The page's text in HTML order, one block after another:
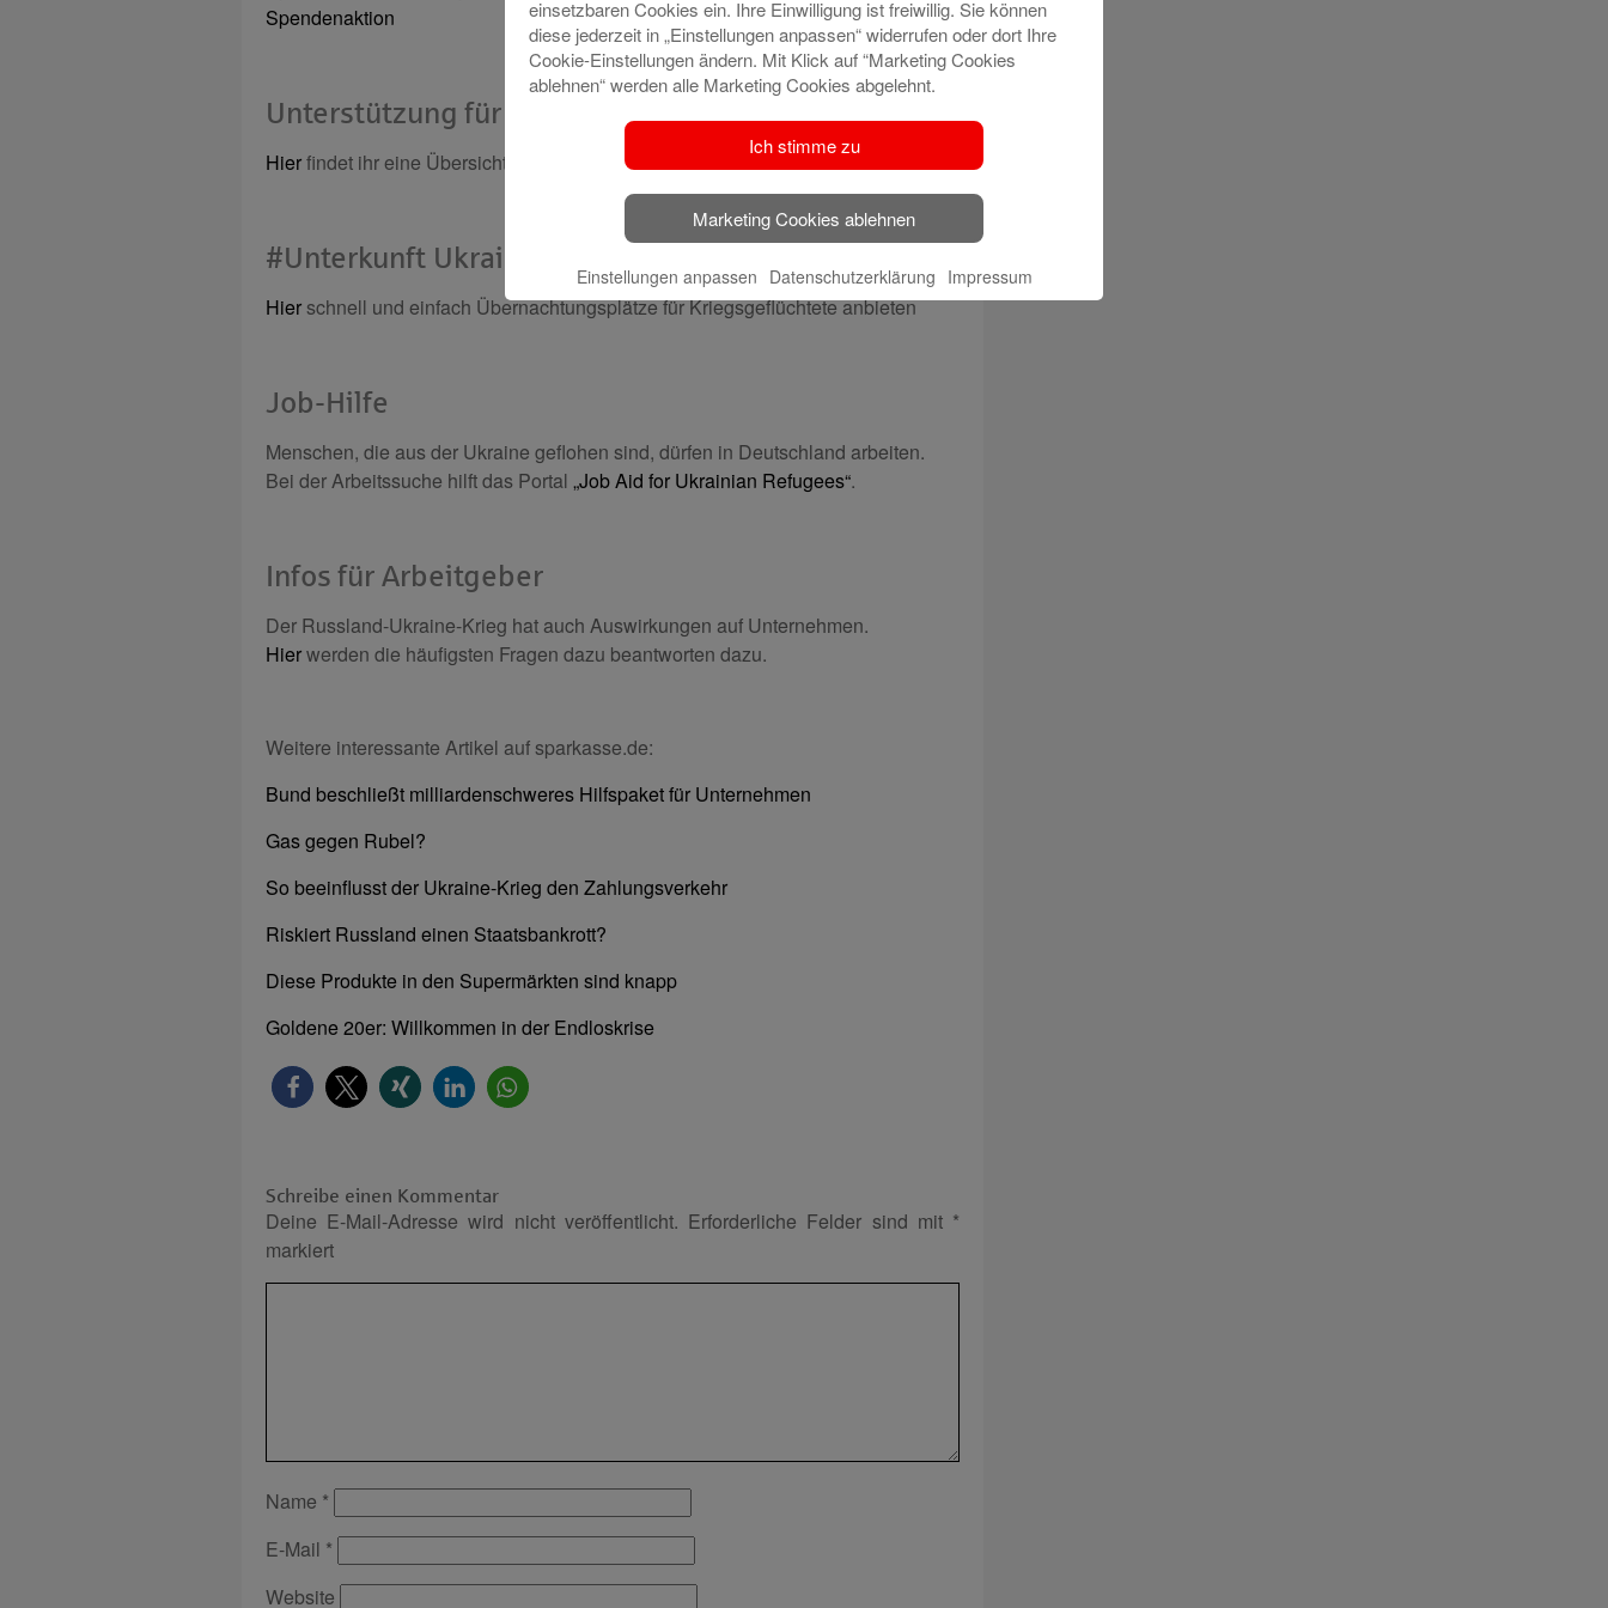
Spendenaktion
Unterstützung für die Ukraine: So könnt ihr helfen
Hierfindet ihr eine Übersicht für Spendenangebote.
#Unterkunft Ukraine
Hierschnell und einfach Übernachtungsplätze für Kriegsgeflüchtete anbieten
Job-Hilfe
Menschen, die aus der Ukraine geflohen sind, dürfen in Deutschland arbeiten.
Bei der Arbeitssuche hilft das Portal „Job Aid for Ukrainian Refugees“.
Infos für Arbeitgeber
Der Russland-Ukraine-Krieg hat auch Auswirkungen auf Unternehmen.
Hierwerden die häufigsten Fragen dazu beantworten dazu.
Weitere interessante Artikel auf sparkasse.de:
Bund beschließt milliardenschweres Hilfspaket für Unternehmen
Gas gegen Rubel?
So beeinflusst der Ukraine-Krieg den Zahlungsverkehr
Riskiert Russland einen Staatsbankrott?
Diese Produkte in den Supermärkten sind knapp
Goldene 20er: Willkommen in der Endloskrise
Schreibe einen Kommentar
Deine E-Mail-Adresse wird nicht veröffentlicht. Erforderliche Felder sind mit *
markiert
Name *
E-Mail *
Website
einsetzbaren Cookies ein. Ihre Einwilligung ist freiwillig. Sie können
diese jederzeit in „Einstellungen anpassen“ widerrufen oder dort Ihre
Cookie-Einstellungen ändern. Mit Klick auf “Marketing Cookies
ablehnen“ werden alle Marketing Cookies abgelehnt.
Ich stimme zu
Marketing Cookies ablehnen
Einstellungen anpassen Datenschutzerklärung Impressum